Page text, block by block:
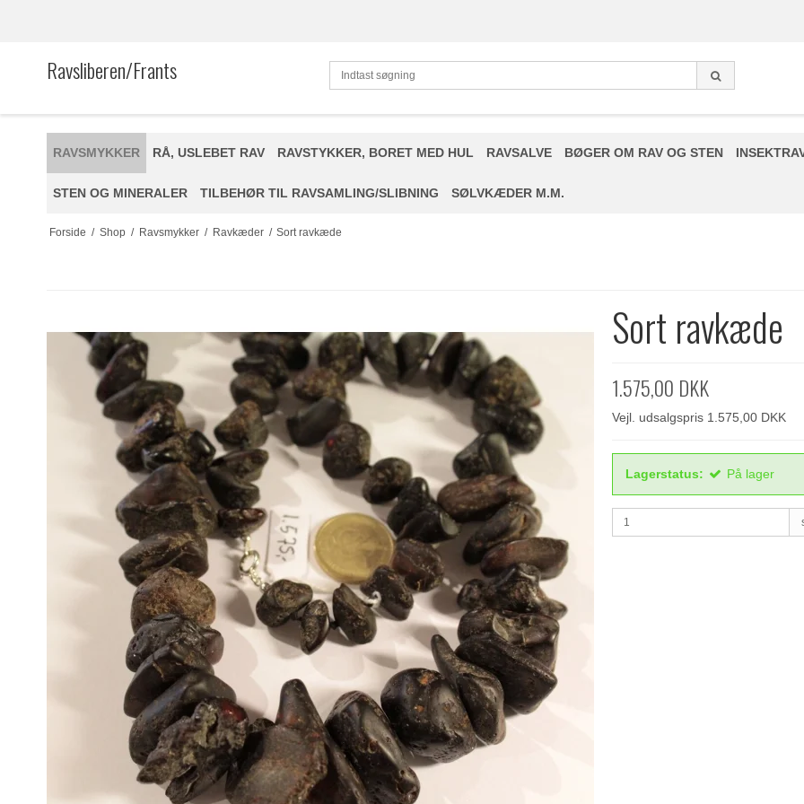
Ravsliberen/Frants
RAVSMYKKER RÅ, USLEBET RAV RAVSTYKKER, BORET MED HUL RAVSALVE BØGER OM RAV OG STEN
STEN OG MINERALER TILBEHØR TIL RAVSAMLING/SLIBNING SØLVKÆDER M.M.
Forside / Shop / Ravsmykker / Ravkæder / Sort ravkæde
Sort ravkæde
1.575,00 DKK
Vejl. udsalgspris 1.575,00 DKK
Lagerstatus: På lager